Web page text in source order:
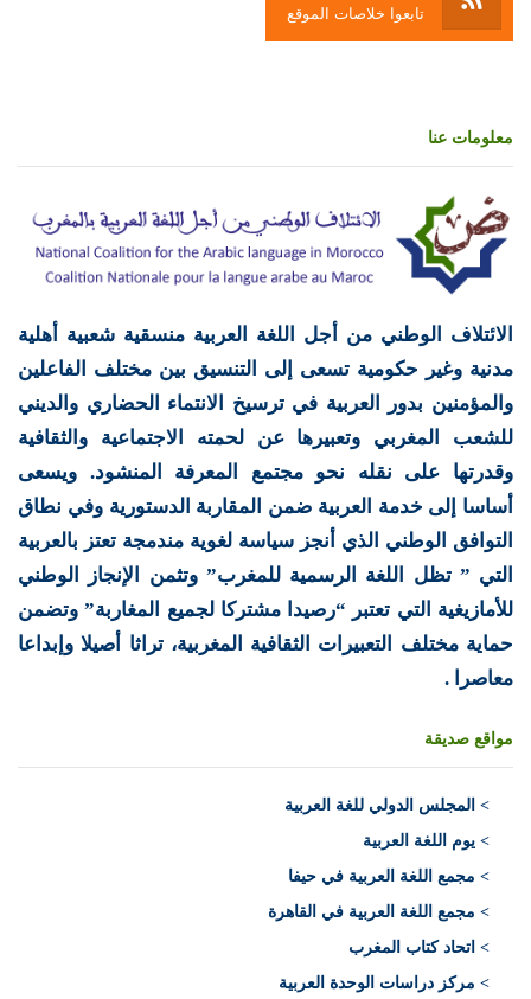
تابعوا خلاصات الموقع
معلومات عنا
الائتلاف الوطني من أجل اللغة العربية منسقية شعبية أهلية
مدنية وغير حكومية تسعى إلى التنسيق بين مختلف الفاعلين
والمؤمنين بدور العربية في ترسيخ الانتماء الحضاري والديني
للشعب المغربي وتعبيرها عن لحمته الاجتماعية والثقافية
وقدرتها على نقله نحو مجتمع المعرفة المنشود. ويسعى
أساسا إلى خدمة العربية ضمن المقاربة الدستورية وفي نطاق
التوافق الوطني الذي أنجز سياسة لغوية مندمجة تعتز بالعربية
التي ” تظل اللغة الرسمية للمغرب” وتثمن الإنجاز الوطني
للأمازيغية التي تعتبر “رصيدا مشتركا لجميع المغاربة” وتضمن
حماية مختلف التعبيرات الثقافية المغربية، تراثا أصيلا وإبداعا
معاصرا .
مواقع صديقة
> المجلس الدولي للغة العربية
> يوم اللغة العربية
> مجمع اللغة العربية في حيفا
> مجمع اللغة العربية في القاهرة
> اتحاد كتاب المغرب
> مركز دراسات الوحدة العربية